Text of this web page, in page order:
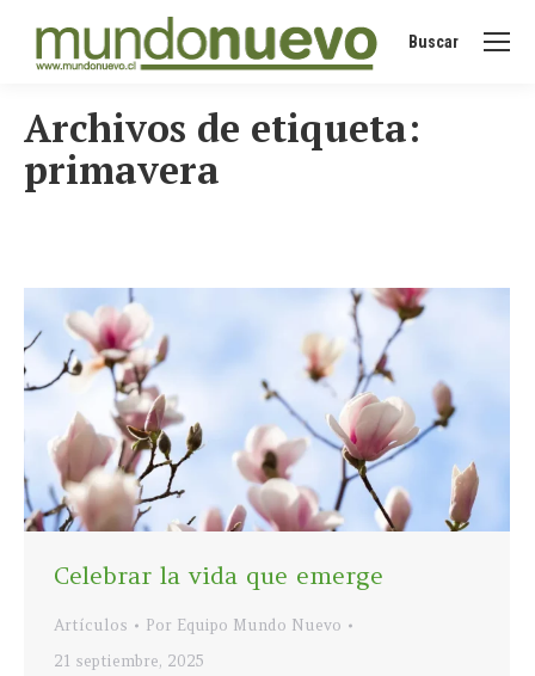
Buscar:
Buscar
Archivos de etiqueta:
primavera
Celebrar la vida que emerge
Artículos Por Equipo Mundo Nuevo
21 septiembre, 2025